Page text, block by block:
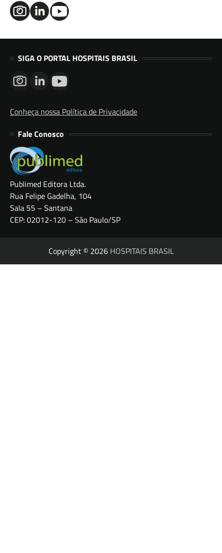
SIGA O PORTAL HOSPITAIS BRASIL
Conheça nossa Política de Privacidade
Fale Conosco
Publimed Editora Ltda.
Rua Felipe Gadelha, 104
Sala 55 – Santana
CEP: 02012-120 – São Paulo/SP
Copyright © 2026 HOSPITAIS BRASIL